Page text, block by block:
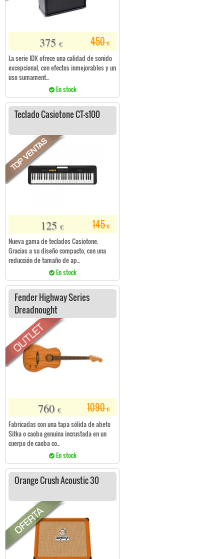
450€
375 €
La serie IDX ofrece una calidad de sonido
excepcional, con efectos inmejorables y un
uso sumament...
En stock
Teclado Casiotone CT-s100
145€
125 €
Nueva gama de teclados Casiotone.
Gracias a su diseño compacto, con una
reducción de tamaño de ap...
En stock
Fender Highway Series
Dreadnought
1090€
760 €
Fabricadas con una tapa sólida de abeto
Sitka o caoba genuina incrustada en un
cuerpo de caoba co...
En stock
Orange Crush Acoustic 30